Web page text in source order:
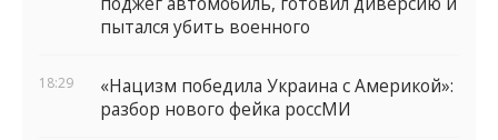
пытался убить военного
18:29
«Нацизм победила Украина с Америкой»:
разбор нового фейка россМИ